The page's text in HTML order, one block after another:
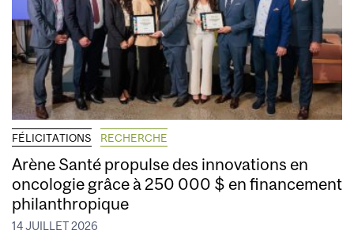
FÉLICITATIONS RECHERCHE
Arène Santé propulse des innovations en
oncologie grâce à 250 000 $ en financement
philanthropique
14 JUILLET 2026